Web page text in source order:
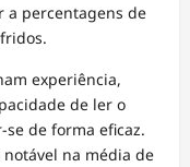
a percentagens de
experiência,
de ler o
de forma eficaz.
na média de